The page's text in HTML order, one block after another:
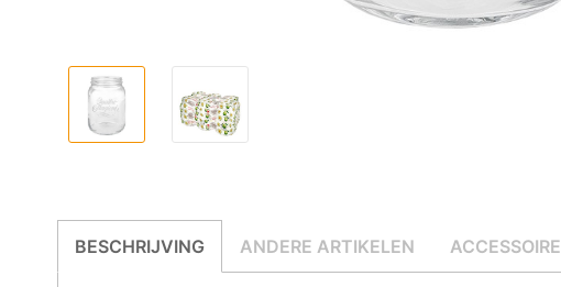
BESCHRIJVING ANDERE ARTIKELEN